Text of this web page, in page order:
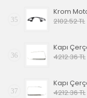
35
2102.52 TL
36
4212.36 TL
37
4212.36 TL